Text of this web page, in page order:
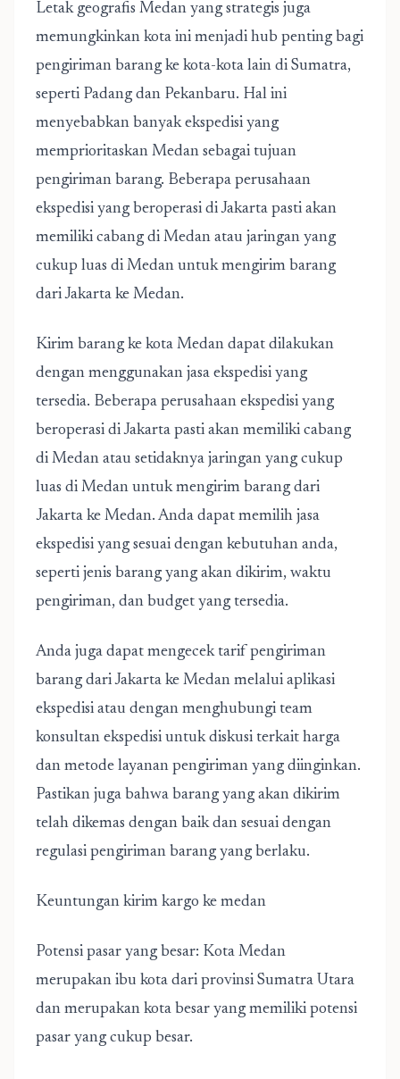
Letak geografis Medan yang strategis juga
memungkinkan kota ini menjadi hub penting bagi
pengiriman barang ke kota-kota lain di Sumatra,
seperti Padang dan Pekanbaru. Hal ini
menyebabkan banyak ekspedisi yang
memprioritaskan Medan sebagai tujuan
pengiriman barang. Beberapa perusahaan
ekspedisi yang beroperasi di Jakarta pasti akan
memiliki cabang di Medan atau jaringan yang
cukup luas di Medan untuk mengirim barang
dari Jakarta ke Medan.
Kirim barang ke kota Medan dapat dilakukan
dengan menggunakan jasa ekspedisi yang
tersedia. Beberapa perusahaan ekspedisi yang
beroperasi di Jakarta pasti akan memiliki cabang
di Medan atau setidaknya jaringan yang cukup
luas di Medan untuk mengirim barang dari
Jakarta ke Medan. Anda dapat memilih jasa
ekspedisi yang sesuai dengan kebutuhan anda,
seperti jenis barang yang akan dikirim, waktu
pengiriman, dan budget yang tersedia.
Anda juga dapat mengecek tarif pengiriman
barang dari Jakarta ke Medan melalui aplikasi
ekspedisi atau dengan menghubungi team
konsultan ekspedisi untuk diskusi terkait harga
dan metode layanan pengiriman yang diinginkan.
Pastikan juga bahwa barang yang akan dikirim
telah dikemas dengan baik dan sesuai dengan
regulasi pengiriman barang yang berlaku.
Keuntungan kirim kargo ke medan
Potensi pasar yang besar: Kota Medan
merupakan ibu kota dari provinsi Sumatra Utara
dan merupakan kota besar yang memiliki potensi
pasar yang cukup besar.